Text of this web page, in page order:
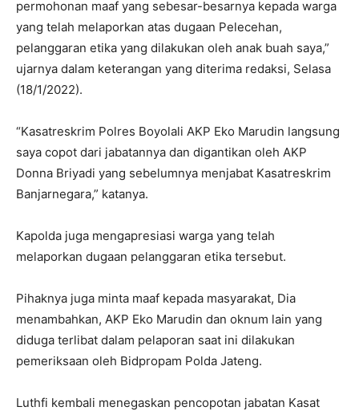
permohonan maaf yang sebesar-besarnya kepada warga
yang telah melaporkan atas dugaan Pelecehan,
pelanggaran etika yang dilakukan oleh anak buah saya,”
ujarnya dalam keterangan yang diterima redaksi, Selasa
(18/1/2022).
“Kasatreskrim Polres Boyolali AKP Eko Marudin langsung
saya copot dari jabatannya dan digantikan oleh AKP
Donna Briyadi yang sebelumnya menjabat Kasatreskrim
Banjarnegara,” katanya.
Kapolda juga mengapresiasi warga yang telah
melaporkan dugaan pelanggaran etika tersebut.
Pihaknya juga minta maaf kepada masyarakat, Dia
menambahkan, AKP Eko Marudin dan oknum lain yang
diduga terlibat dalam pelaporan saat ini dilakukan
pemeriksaan oleh Bidpropam Polda Jateng.
Luthfi kembali menegaskan pencopotan jabatan Kasat